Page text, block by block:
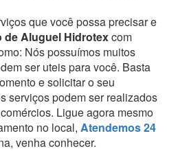
que você possa precisar e
de Aluguel Hidrotexcom
Nós possuímos muitos
ser uteis para você. Basta
e solicitar o seu
serviços podem ser realizados
Ligue agora mesmo
no local, Atendemos 24
venha conhecer.